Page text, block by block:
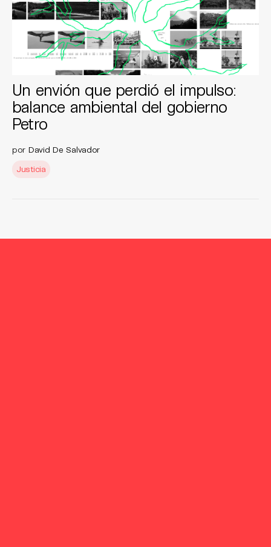
Un envión que perdió el impulso:
balance ambiental del gobierno
Petro
por David De Salvador
Justicia